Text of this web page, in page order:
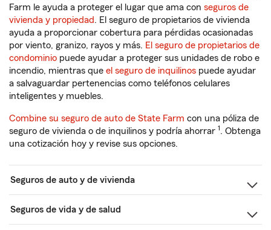
Farm le ayuda a proteger el lugar que ama con seguros de
vivienda y propiedad. El seguro de propietarios de vivienda
ayuda a proporcionar cobertura para pérdidas ocasionadas
por viento, granizo, rayos y más. El seguro de propietarios de
condominio puede ayudar a proteger sus unidades de robo e
incendio, mientras que el seguro de inquilinos puede ayudar
a salvaguardar pertenencias como teléfonos celulares
inteligentes y muebles.
Combine su seguro de auto de State Farm con una póliza de
seguro de vivienda o de inquilinos y podría ahorrar 1. Obtenga
una cotización hoy y revise sus opciones.
Seguros de auto y de vivienda
Seguros de vida y de salud